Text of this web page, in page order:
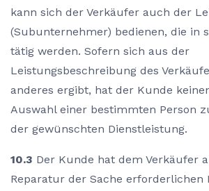
kann sich der Verkäufer auch der
(Subunternehmer) bedienen, die in
tätig werden. Sofern sich aus der
Leistungsbeschreibung des
anderes ergibt, hat der Kunde
Auswahl einer bestimmten Person
der gewünschten Dienstleistung.
10.3 Der Kunde hat dem Verkäufer
Reparatur der Sache erforderlichen